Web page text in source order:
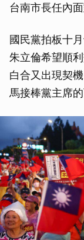
台南市長任內
國民黨拍板十
朱立倫希望順
白合又出現契
馬接棒黨主席